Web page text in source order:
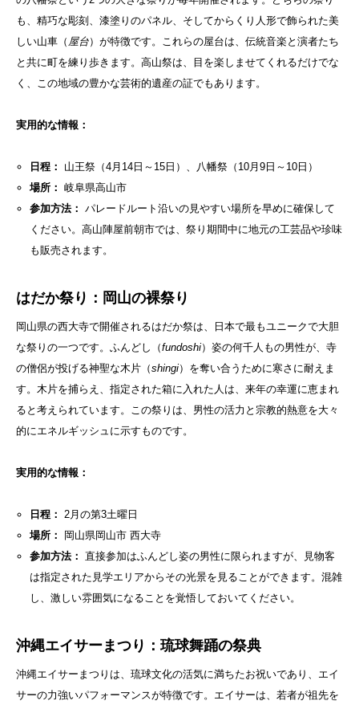
も、精巧な彫刻、漆塗りのパネル、そしてからくり人形で飾られた美
しい山車（ 屋台）が特徴です。これらの屋台は、伝統音楽と演者たち
と共に町を練り歩きます。高山祭は、目を楽しませてくれるだけでな
く、この地域の豊かな芸術的遺産の証でもあります。
実用的な情報：
日程：
山王祭（4月14日～15日）、八幡祭（10月9日～10日）
場所： 岐阜県高山市
参加方法： パレードルート沿いの見やすい場所を早めに確保して
ください。高山陣屋前朝市では、祭り期間中に地元の工芸品や珍味
も販売されます。
はだか祭り：岡山の裸祭り
岡山県の西大寺で開催されるはだか祭は、日本で最もユニークで大胆
な祭りの一つです。ふんどし（fundoshi）姿の何千人もの男性が、寺
の僧侶が投げる神聖な木片（shingi）を奪い合うために寒さに耐えま
す。木片を捕らえ、指定された箱に入れた人は、来年の幸運に恵まれ
ると考えられています。この祭りは、男性の活力と宗教的熱意を大々
的にエネルギッシュに示すものです。
実用的な情報：
日程：
2月の第3土曜日
場所：
岡山県岡山市 西大寺
参加方法： 直接参加はふんどし姿の男性に限られますが、見物客
は指定された見学エリアからその光景を見ることができます。混雑
し、激しい雰囲気になることを覚悟しておいてください。
沖縄エイサーまつり：琉球舞踊の祭典
沖縄エイサーまつりは、琉球文化の活気に満ちたお祝いであり、エイ
サーの力強いパフォーマンスが特徴です。エイサーは、若者が祖先を